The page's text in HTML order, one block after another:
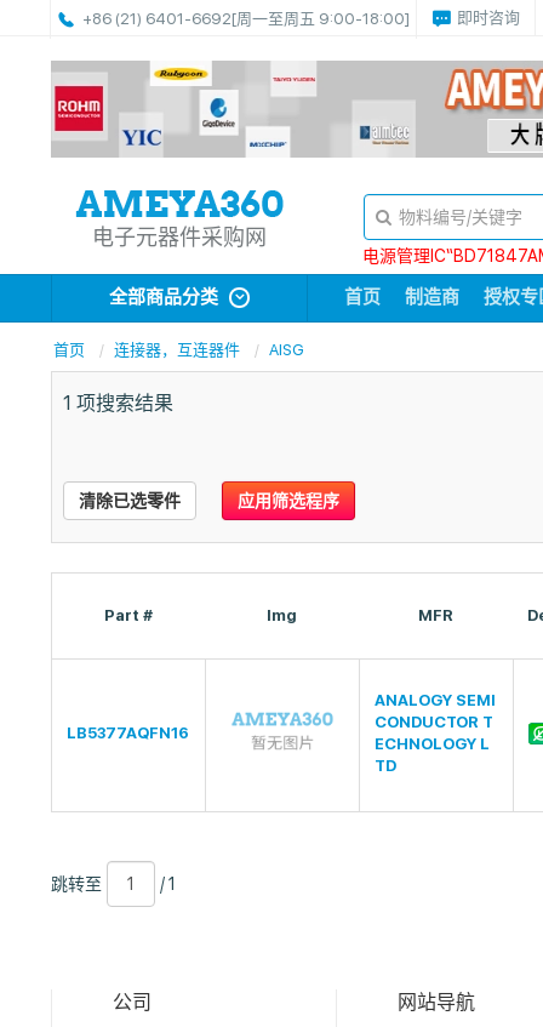
+86 (21) 6401-6692[周一至周五 9:00-18:00] 即时咨询
电子元器件采购网
电源管理
全部商品分类 首页 制造商 授权专
首页 连接器，互连器件 AISG
1 项搜索结果
清除已选零件 应用筛选程序
Part # Img MFR
LB5377AQFN16
ANALOGY SEMI
CONDUCTOR T
ECHNOLOGY L
TD
跳
转
跳转至
1
/ 1
公司 网站导航